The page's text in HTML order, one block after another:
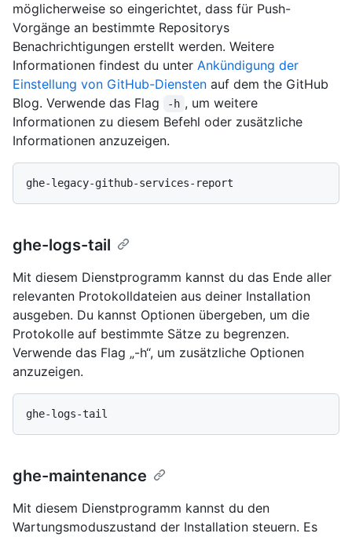
möglicherweise so eingerichtet, dass für Push-
Vorgänge an bestimmte Repositorys
Benachrichtigungen erstellt werden. Weitere
Informationen findest du unter Ankündigung der
Einstellung von GitHub-Diensten auf dem the GitHub
Blog. Verwende das Flag
-h , um weitere
Informationen zu diesem Befehl oder zusätzliche
Informationen anzuzeigen.
ghe-logs-tail
Mit diesem Dienstprogramm kannst du das Ende aller
relevanten Protokolldateien aus deiner Installation
ausgeben. Du kannst Optionen übergeben, um die
Protokolle auf bestimmte Sätze zu begrenzen.
Verwende das Flag „-h“, um zusätzliche Optionen
anzuzeigen.
ghe-maintenance
Mit diesem Dienstprogramm kannst du den
Wartungsmoduszustand der Installation steuern. Es